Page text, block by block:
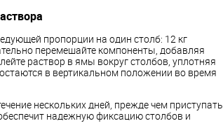
пропорции на один столб: 12 кг
перемешайте компоненты, добавляя
раствор в ямы вокруг столбов, уплотняя
в вертикальном положении во время
нескольких дней, прежде чем приступать
надежную фиксацию столбов и